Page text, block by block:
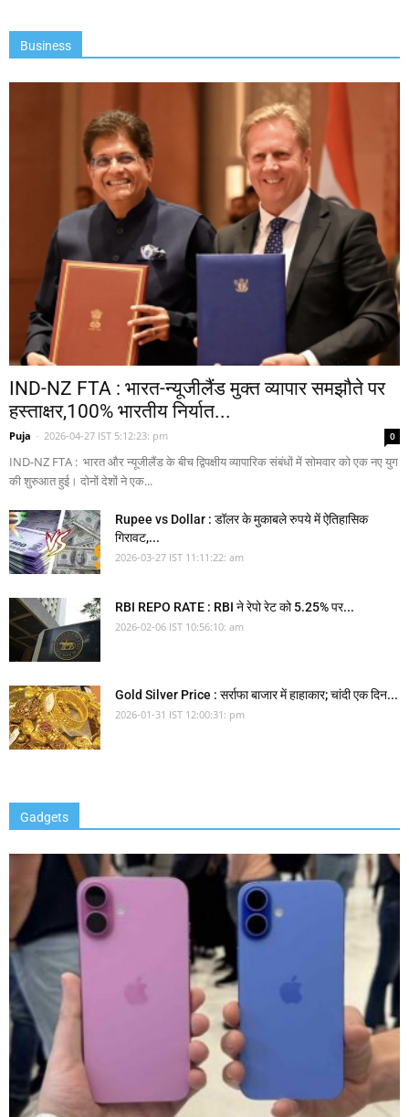
Business
IND-NZ FTA : भारत-न्यूजीलैंड मुक्त व्यापार समझौते पर
हस्ताक्षर,100% भारतीय निर्यात...
Puja - 2026-04-27 IST 5:12:23: pm 0
IND-NZ FTA : भारत और न्यूजीलैंड के बीच द्विपक्षीय व्यापारिक संबंधों में सोमवार को एक नए युग
की शुरुआत हुई। दोनों देशों ने एक...
Rupee vs Dollar : डॉलर के मुकाबले रुपये में ऐतिहासिक
गिरावट,...
2026-03-27 IST 11:11:22: am
RBI REPO RATE : RBI ने रेपो रेट को 5.25% पर...
2026-02-06 IST 10:56:10: am
Gold Silver Price : सर्राफा बाजार में हाहाकार; चांदी एक दिन...
2026-01-31 IST 12:00:31: pm
Gadgets